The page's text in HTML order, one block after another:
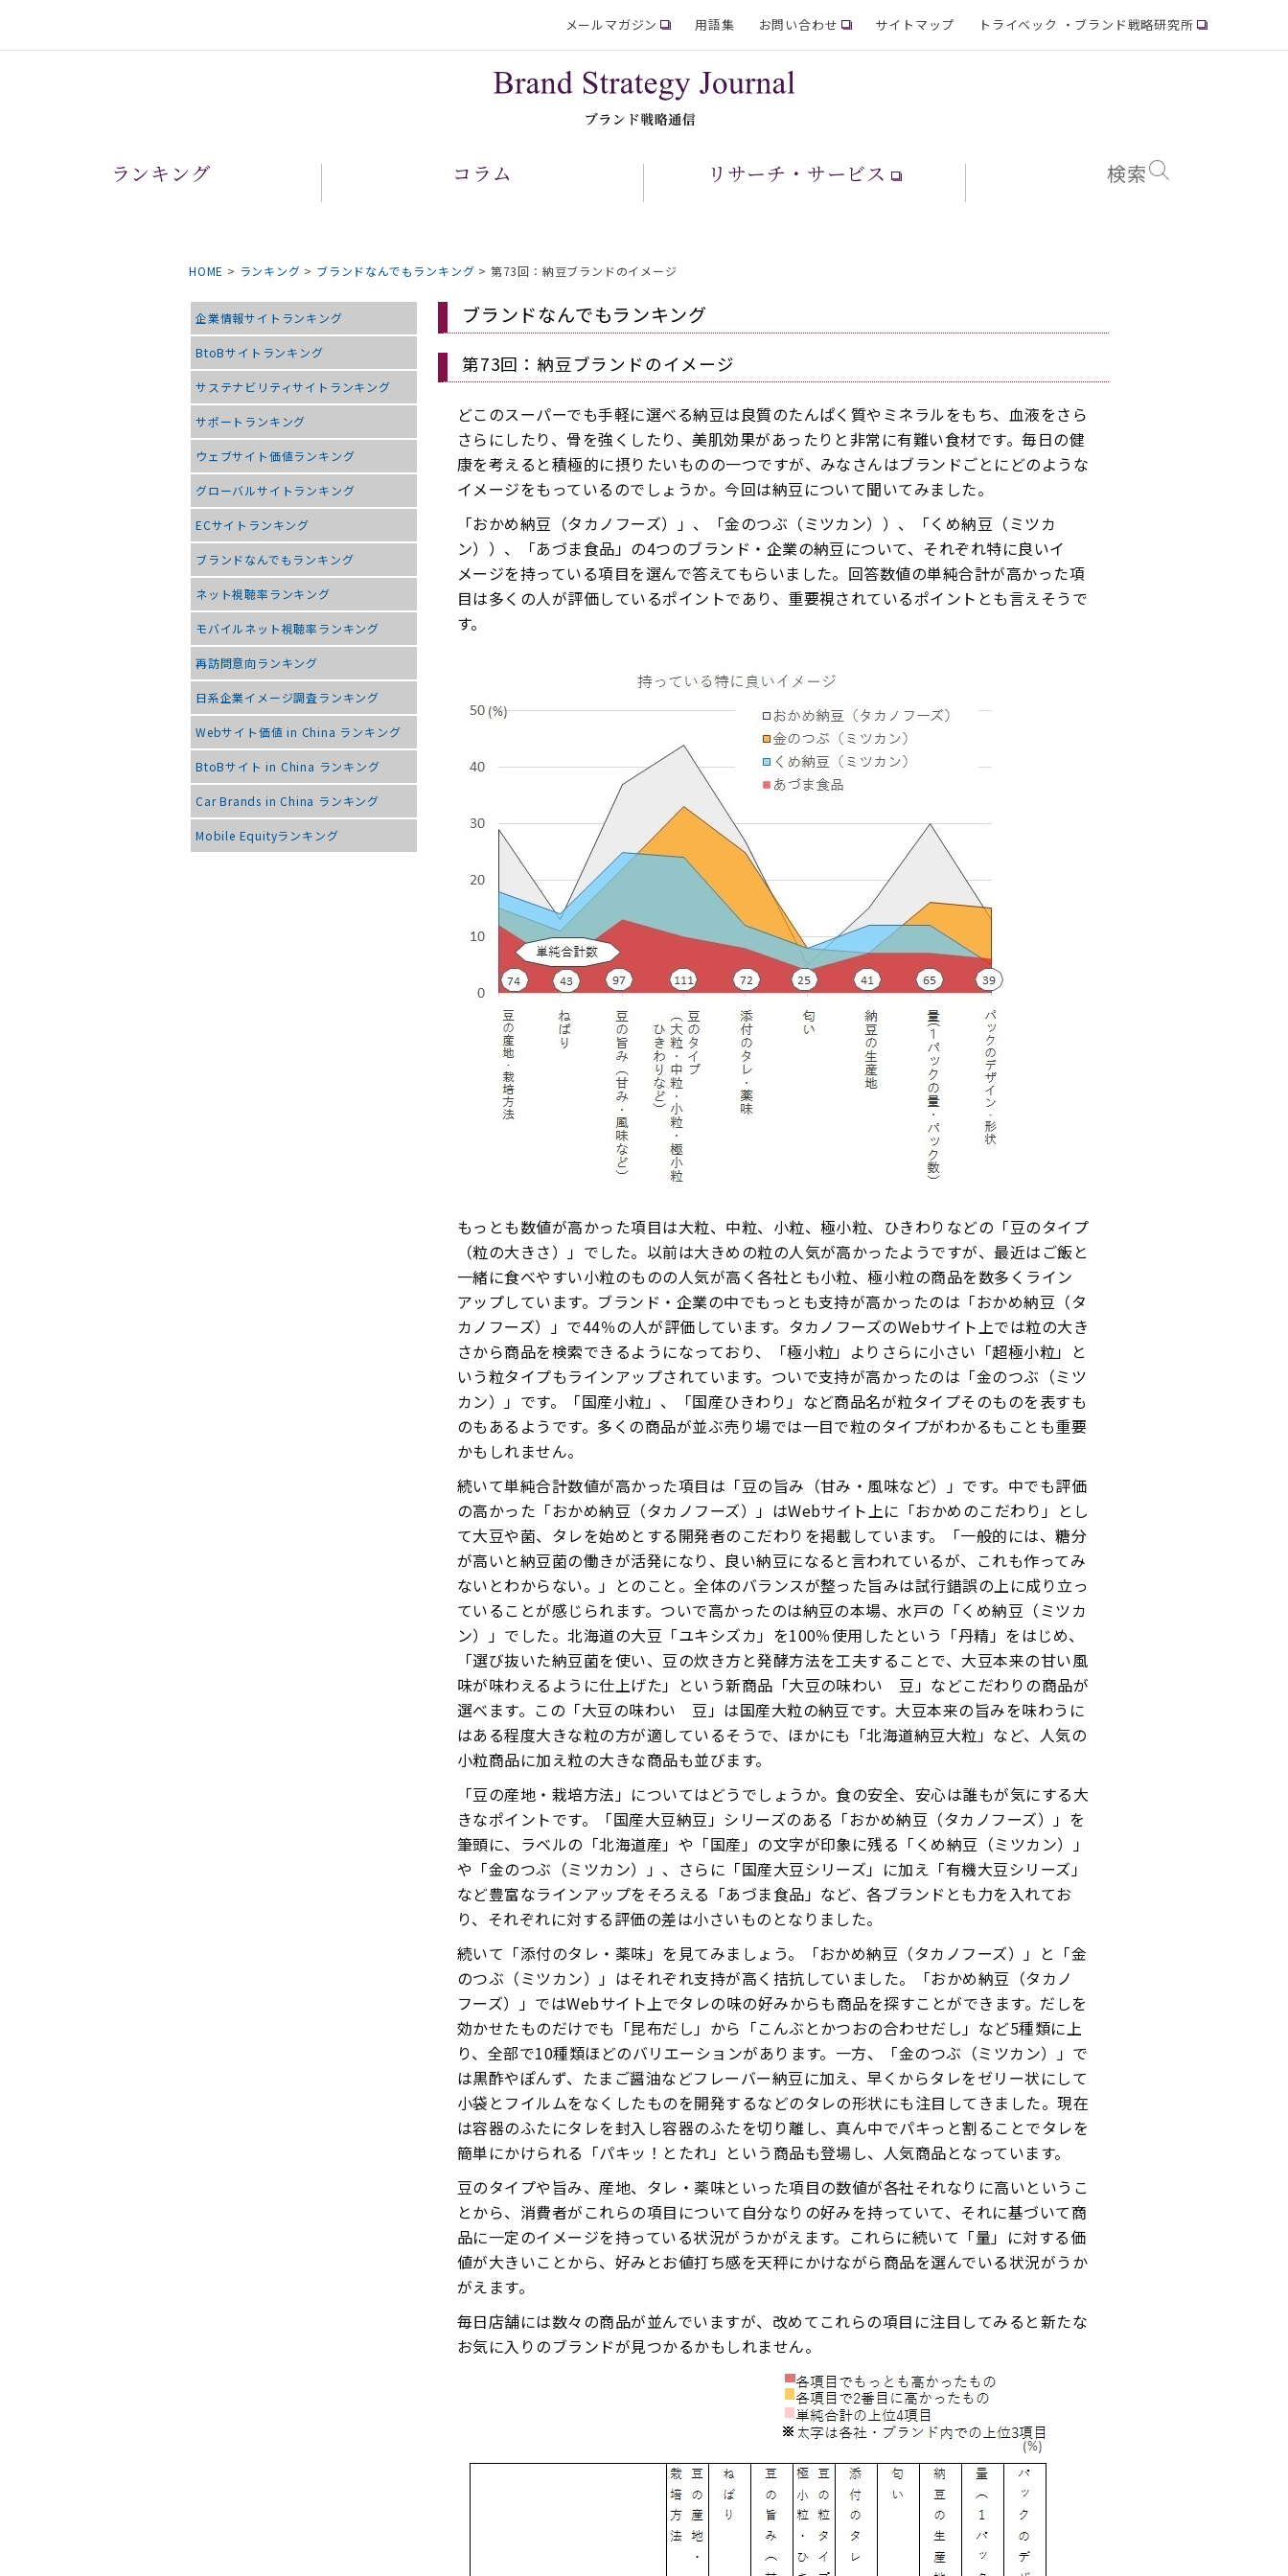
メールマガジン 用語集 お問い合わせ サイトマップ トライベック ・ブランド戦略研究所
ランキング コラム リサーチ・サービス 検索
HOME > ランキング > ブランドなんでもランキング > 第73回：納豆ブランドのイメージ
企業情報サイトランキング
BtoBサイトランキング
サステナビリティサイトランキング
サポートランキング
ウェブサイト価値ランキング
グローバルサイトランキング
ECサイトランキング
ブランドなんでもランキング
ネット視聴率ランキング
モバイルネット視聴率ランキング
再訪問意向ランキング
日系企業イメージ調査ランキング
Webサイト価値 in China ランキング
BtoBサイト in China ランキング
Car Brands in China ランキング
Mobile Equityランキング
ブランドなんでもランキング
第73回：納豆ブランドのイメージ
どこのスーパーでも手軽に選べる納豆は良質のたんぱく質やミネラルをもち、血液をさら
さらにしたり、骨を強くしたり、美肌効果があったりと非常に有難い食材です。毎日の健
康を考えると積極的に摂りたいものの一つですが、みなさんはブランドごとにどのような
イメージをもっているのでしょうか。今回は納豆について聞いてみました。
「おかめ納豆（タカノフーズ）」、「金のつぶ（ミツカン））、「くめ納豆（ミツカ
ン））、「あづま食品」の4つのブランド・企業の納豆について、それぞれ特に良いイ
メージを持っている項目を選んで答えてもらいました。回答数値の単純合計が高かった項
目は多くの人が評価しているポイントであり、重要視されているポイントとも言えそうで
す。
もっとも数値が高かった項目は大粒、中粒、小粒、極小粒、ひきわりなどの「豆のタイプ
（粒の大きさ）」でした。以前は大きめの粒の人気が高かったようですが、最近はご飯と
一緒に食べやすい小粒のものの人気が高く各社とも小粒、極小粒の商品を数多くライン
アップしています。ブランド・企業の中でもっとも支持が高かったのは「おかめ納豆（タ
カノフーズ）」で44％の人が評価しています。タカノフーズのWebサイト上では粒の大き
さから商品を検索できるようになっており、「極小粒」よりさらに小さい「超極小粒」と
いう粒タイプもラインアップされています。ついで支持が高かったのは「金のつぶ（ミツ
カン）」です。「国産小粒」、「国産ひきわり」など商品名が粒タイプそのものを表すも
のもあるようです。多くの商品が並ぶ売り場では一目で粒のタイプがわかるもことも重要
かもしれません。
続いて単純合計数値が高かった項目は「豆の旨み（甘み・風味など）」です。中でも評価
の高かった「おかめ納豆（タカノフーズ）」はWebサイト上に「おかめのこだわり」とし
て大豆や菌、タレを始めとする開発者のこだわりを掲載しています。「一般的には、糖分
が高いと納豆菌の働きが活発になり、良い納豆になると言われているが、これも作ってみ
ないとわからない。」とのこと。全体のバランスが整った旨みは試行錯誤の上に成り立っ
ていることが感じられます。ついで高かったのは納豆の本場、水戸の「くめ納豆（ミツカ
ン）」でした。北海道の大豆「ユキシズカ」を100％使用したという「丹精」をはじめ、
「選び抜いた納豆菌を使い、豆の炊き方と発酵方法を工夫することで、大豆本来の甘い風
味が味わえるように仕上げた」という新商品「大豆の味わい 豆」などこだわりの商品が
選べます。この「大豆の味わい 豆」は国産大粒の納豆です。大豆本来の旨みを味わうに
はある程度大きな粒の方が適しているそうで、ほかにも「北海道納豆大粒」など、人気の
小粒商品に加え粒の大きな商品も並びます。
「豆の産地・栽培方法」についてはどうでしょうか。食の安全、安心は誰もが気にする大
きなポイントです。「国産大豆納豆」シリーズのある「おかめ納豆（タカノフーズ）」を
筆頭に、ラベルの「北海道産」や「国産」の文字が印象に残る「くめ納豆（ミツカン）」
や「金のつぶ（ミツカン）」、さらに「国産大豆シリーズ」に加え「有機大豆シリーズ」
など豊富なラインアップをそろえる「あづま食品」など、各ブランドとも力を入れてお
り、それぞれに対する評価の差は小さいものとなりました。
続いて「添付のタレ・薬味」を見てみましょう。「おかめ納豆（タカノフーズ）」と「金
のつぶ（ミツカン）」はそれぞれ支持が高く拮抗していました。「おかめ納豆（タカノ
フーズ）」ではWebサイト上でタレの味の好みからも商品を探すことができます。だしを
効かせたものだけでも「昆布だし」から「こんぶとかつおの合わせだし」など5種類に上
り、全部で10種類ほどのバリエーションがあります。一方、「金のつぶ（ミツカン）」で
は黒酢やぽんず、たまご醤油などフレーバー納豆に加え、早くからタレをゼリー状にして
小袋とフイルムをなくしたものを開発するなどのタレの形状にも注目してきました。現在
は容器のふたにタレを封入し容器のふたを切り離し、真ん中でパキっと割ることでタレを
簡単にかけられる「パキッ！とたれ」という商品も登場し、人気商品となっています。
豆のタイプや旨み、産地、タレ・薬味といった項目の数値が各社それなりに高いというこ
とから、消費者がこれらの項目について自分なりの好みを持っていて、それに基づいて商
品に一定のイメージを持っている状況がうかがえます。これらに続いて「量」に対する価
値が大きいことから、好みとお値打ち感を天秤にかけながら商品を選んでいる状況がうか
がえます。
毎日店舗には数々の商品が並んでいますが、改めてこれらの項目に注目してみると新たな
お気に入りのブランドが見つかるかもしれません。